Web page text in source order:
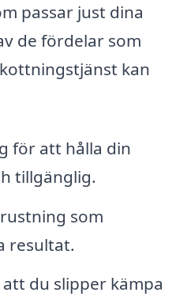
passar just dina
de fördelar som
kan
för att hålla din
tillgänglig.
som
resultat.
du slipper kämpa